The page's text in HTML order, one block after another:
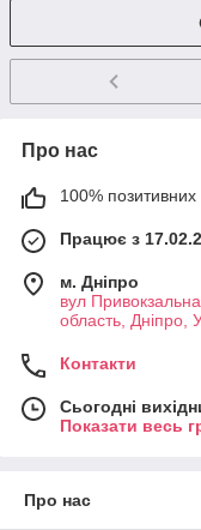
Про нас
100% позитивних
Працює з
м. Дніпро
вул
область, Дніпро,
Контакти
Сьогодні
Показати весь
Про нас